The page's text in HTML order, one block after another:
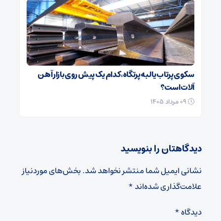
سکوی پرتاب یا لبه‌ پرتگاه، کدام یک پیش روی بازار آهن
آلات است؟
دیدگاهتان را بنویسید
نشانی ایمیل شما منتشر نخواهد شد.بخش‌های موردنیاز
علامت‌گذاری شده‌اند*
دیدگاه*